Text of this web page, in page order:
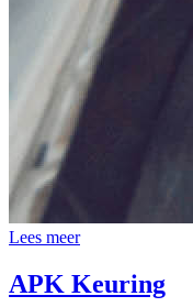
Lees meer
APK Keuring